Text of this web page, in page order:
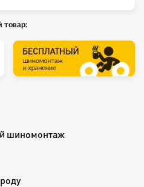
товар:
шиномонтаж